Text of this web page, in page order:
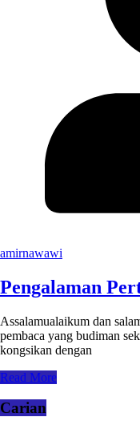
amirnawawi
Pengalaman
Assalamualaikum dan
pembaca yang budiman
kongsikan dengan
Read More
Carian